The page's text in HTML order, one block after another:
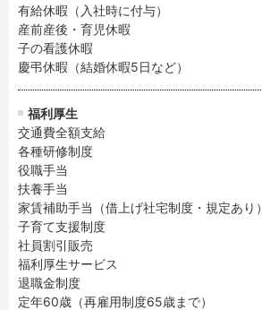
有給休暇（入社時に付与）
産前産後・育児休暇
子の看護休暇
慶弔休暇（結婚休暇5日など）
福利厚生
交通費全額支給
各種研修制度
役職手当
扶養手当
家賃補助手当（借上げ社宅制度・規定あり）
子育て支援制度
社員割引販売
福利厚生サービス
退職金制度
定年60歳（再雇用制度65歳まで）